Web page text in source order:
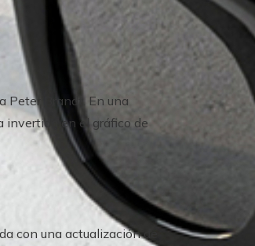
Peter Brandt. En una
invertida en el gráfico de
con una actualización de